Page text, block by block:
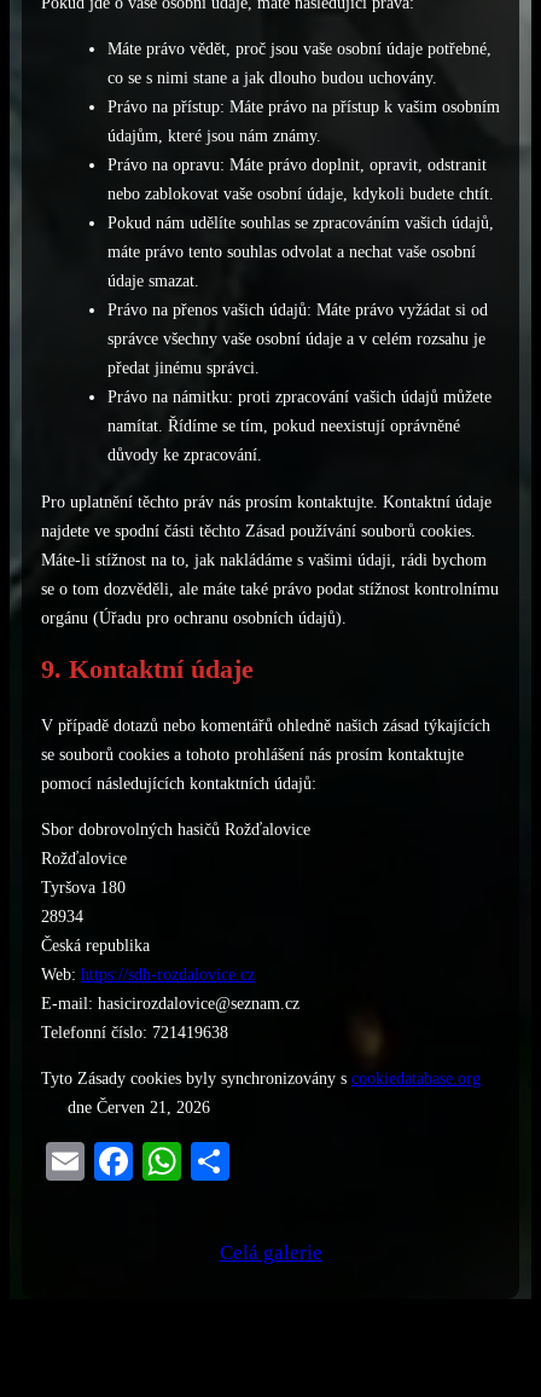
Máte právo vědět, proč jsou vaše osobní údaje potřebné,
co se s nimi stane a jak dlouho budou uchovány.
Právo na přístup: Máte právo na přístup k vašim osobním
údajům, které jsou nám známy.
Právo na opravu: Máte právo doplnit, opravit, odstranit
nebo zablokovat vaše osobní údaje, kdykoli budete chtít.
Pokud nám udělíte souhlas se zpracováním vašich údajů,
máte právo tento souhlas odvolat a nechat vaše osobní
údaje smazat.
Právo na přenos vašich údajů: Máte právo vyžádat si od
správce všechny vaše osobní údaje a v celém rozsahu je
předat jinému správci.
Právo na námitku: proti zpracování vašich údajů můžete
namítat. Řídíme se tím, pokud neexistují oprávněné
důvody ke zpracování.
Pro uplatnění těchto práv nás prosím kontaktujte. Kontaktní údaje
najdete ve spodní části těchto Zásad používání souborů cookies.
Máte-li stížnost na to, jak nakládáme s vašimi údaji, rádi bychom
se o tom dozvěděli, ale máte také právo podat stížnost kontrolnímu
orgánu (Úřadu pro ochranu osobních údajů).
9. Kontaktní údaje
V případě dotazů nebo komentářů ohledně našich zásad týkajících
se souborů cookies a tohoto prohlášení nás prosím kontaktujte
pomocí následujících kontaktních údajů:
Sbor dobrovolných hasičů Rožďalovice
Rožďalovice
Tyršova 180
28934
Česká republika
Web: https://sdh-rozdalovice.cz
E-mail: hasicirozdalovice@seznam.cz
Telefonní číslo: 721419638
Tyto Zásady cookies byly synchronizovány s cookiedatabase.org
dne Červen 21, 2026
EmailFacebook
WhatsApp
Celá galerie